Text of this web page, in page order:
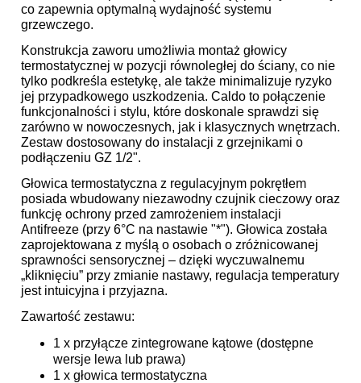
co zapewnia optymalną wydajność systemu
grzewczego.
Konstrukcja zaworu umożliwia montaż głowicy
termostatycznej w pozycji równoległej do ściany, co nie
tylko podkreśla estetykę, ale także minimalizuje ryzyko
jej przypadkowego uszkodzenia. Caldo to połączenie
funkcjonalności i stylu, które doskonale sprawdzi się
zarówno w nowoczesnych, jak i klasycznych wnętrzach.
Zestaw dostosowany do instalacji z grzejnikami o
podłączeniu GZ 1/2".
Głowica termostatyczna z regulacyjnym pokrętłem
posiada wbudowany niezawodny czujnik cieczowy oraz
funkcję ochrony przed zamrożeniem instalacji
Antifreeze (przy 6°C na nastawie "*"). Głowica została
zaprojektowana z myślą o osobach o zróżnicowanej
sprawności sensorycznej – dzięki wyczuwalnemu
„kliknięciu” przy zmianie nastawy, regulacja temperatury
jest intuicyjna i przyjazna.
Zawartość zestawu:
1 x przyłącze zintegrowane kątowe (dostępne
wersje lewa lub prawa)
1 x głowica termostatyczna